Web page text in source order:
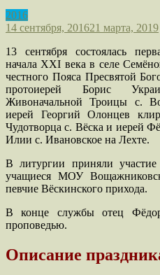
2016
14 сентября, 201621 марта, 2019
13 сентября состоялась
начала XXI века в селе
честного Пояса Пресвятой
протоиерей Борис
Живоначальной Троицы с.
иерей Георгий Олонцев
Чудотворца с. Вёска и иерей
Илии с. Ивановское на Лехте.
В литургии приняли
учащиеся МОУ
певчие Вёскинского прихода.
В конце службы отец
проповедью.
Описание